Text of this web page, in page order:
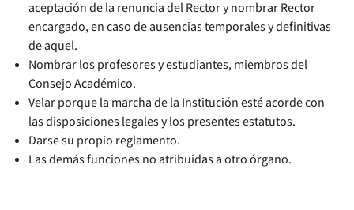
aceptación de la renuncia del Rector y nombrar Rector
encargado, en caso de ausencias temporales y definitivas
de aquel.
Nombrar los profesores y estudiantes, miembros del
Consejo Académico.
Velar porque la marcha de la Institución esté acorde con
las disposiciones legales y los presentes estatutos.
Darse su propio reglamento.
Las demás funciones no atribuidas a otro órgano.